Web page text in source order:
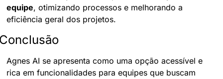
equipe, otimizando processos e melhorando a
eficiência geral dos projetos.
Agnes AI se apresenta como uma opção acessível e
rica em funcionalidades para equipes que buscam